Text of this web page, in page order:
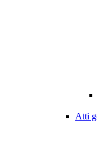
Atti